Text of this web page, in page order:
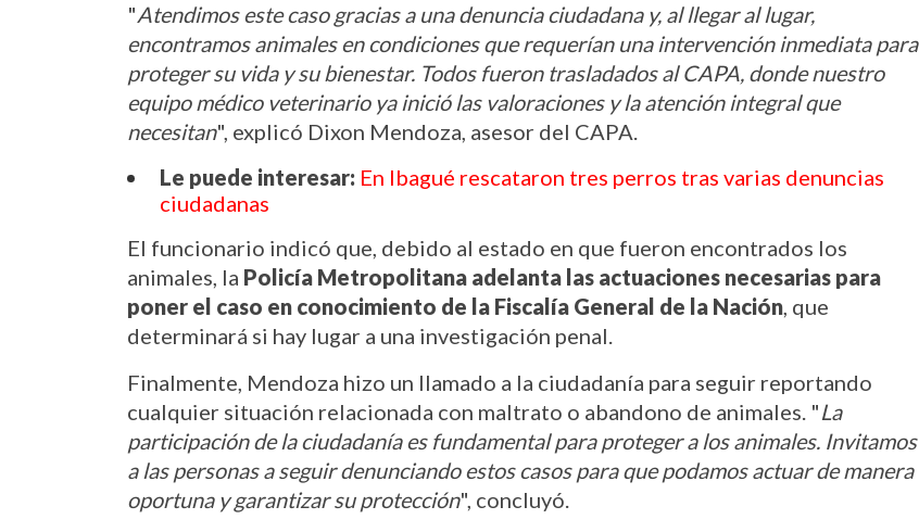
"Atendimos este caso gracias a una denuncia ciudadana y, al llegar al lugar,
encontramos animales en condiciones que requerían una intervención inmediata para
proteger su vida y su bienestar. Todos fueron trasladados al CAPA, donde nuestro
equipo médico veterinario ya inició las valoraciones y la atención integral que
necesitan", explicó Dixon Mendoza, asesor del CAPA.
Le puede interesar: En Ibagué rescataron tres perros tras varias denuncias
ciudadanas
El funcionario indicó que, debido al estado en que fueron encontrados los
animales, la Policía Metropolitana adelanta las actuaciones necesarias para
poner el caso en conocimiento de la Fiscalía General de la Nación, que
determinará si hay lugar a una investigación penal.
Finalmente, Mendoza hizo un llamado a la ciudadanía para seguir reportando
cualquier situación relacionada con maltrato o abandono de animales. "La
participación de la ciudadanía es fundamental para proteger a los animales. Invitamos
a las personas a seguir denunciando estos casos para que podamos actuar de manera
oportuna y garantizar su protección", concluyó.